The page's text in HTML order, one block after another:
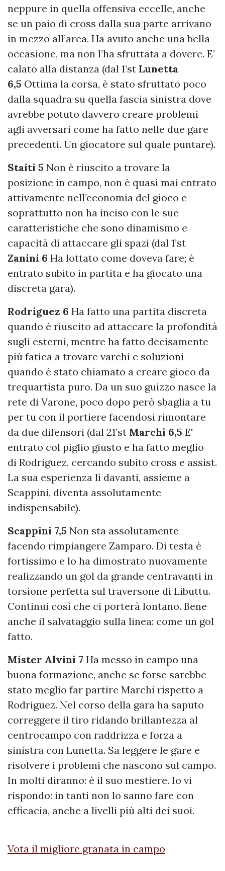
neppure in quella offensiva eccelle, anche
se un paio di cross dalla sua parte arrivano
in mezzo all’area. Ha avuto anche una bella
occasione, ma non l’ha sfruttata a dovere. E’
calato alla distanza (dal 1’st Lunetta
6,5 Ottima la corsa, è stato sfruttato poco
dalla squadra su quella fascia sinistra dove
avrebbe potuto davvero creare problemi
agli avversari come ha fatto nelle due gare
precedenti. Un giocatore sul quale puntare).
Staiti 5 Non è riuscito a trovare la
posizione in campo, non è quasi mai entrato
attivamente nell’economia del gioco e
soprattutto non ha inciso con le sue
caratteristiche che sono dinamismo e
capacità di attaccare gli spazi (dal 1’st
Zanini 6 Ha lottato come doveva fare; è
entrato subito in partita e ha giocato una
discreta gara).
Rodriguez 6 Ha fatto una partita discreta
quando è riuscito ad attaccare la profondità
sugli esterni, mentre ha fatto decisamente
più fatica a trovare varchi e soluzioni
quando è stato chiamato a creare gioco da
trequartista puro. Da un suo guizzo nasce la
rete di Varone, poco dopo però sbaglia a tu
per tu con il portiere facendosi rimontare
da due difensori (dal 21’st Marchi 6,5 E'
entrato col piglio giusto e ha fatto meglio
di Rodriguez, cercando subito cross e assist.
La sua esperienza lì davanti, assieme a
Scappini, diventa assolutamente
indispensabile).
Scappini 7,5 Non sta assolutamente
facendo rimpiangere Zamparo. Di testa è
fortissimo e lo ha dimostrato nuovamente
realizzando un gol da grande centravanti in
torsione perfetta sul traversone di Libuttu.
Continui così che ci porterà lontano. Bene
anche il salvataggio sulla linea: come un gol
fatto.
Mister Alvini 7 Ha messo in campo una
buona formazione, anche se forse sarebbe
stato meglio far partire Marchi rispetto a
Rodriguez. Nel corso della gara ha saputo
correggere il tiro ridando brillantezza al
centrocampo con raddrizza e forza a
sinistra con Lunetta. Sa leggere le gare e
risolvere i problemi che nascono sul campo.
In molti diranno: è il suo mestiere. Io vi
rispondo: in tanti non lo sanno fare con
efficacia, anche a livelli più alti dei suoi.
Vota il migliore granata in campo